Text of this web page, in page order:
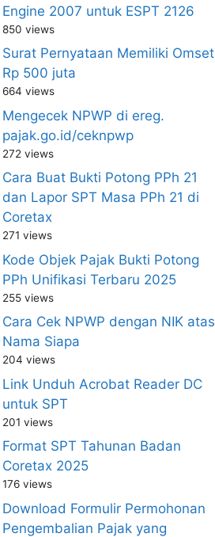
Engine 2007 untuk ESPT 2126
850 views
Surat Pernyataan Memiliki Omset
Rp 500 juta
664 views
Mengecek NPWP di ereg.
pajak.go.id/ceknpwp
272 views
Cara Buat Bukti Potong PPh 21
dan Lapor SPT Masa PPh 21 di
Coretax
271 views
Kode Objek Pajak Bukti Potong
PPh Unifikasi Terbaru 2025
255 views
Cara Cek NPWP dengan NIK atas
Nama Siapa
204 views
Link Unduh Acrobat Reader DC
untuk SPT
201 views
Format SPT Tahunan Badan
Coretax 2025
176 views
Download Formulir Permohonan
Pengembalian Pajak yang